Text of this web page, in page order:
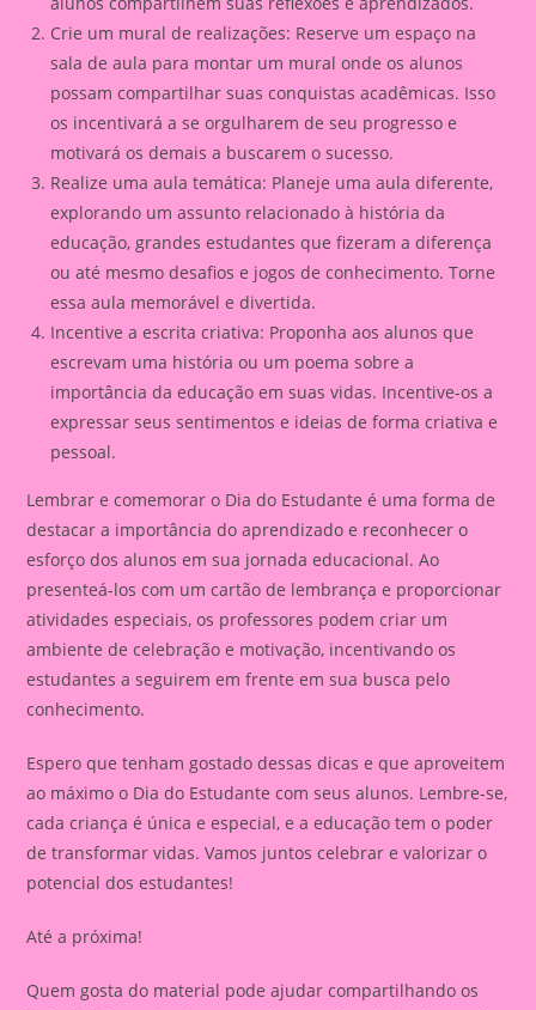
Crie um mural de realizações: Reserve um espaço na
sala de aula para montar um mural onde os alunos
possam compartilhar suas conquistas acadêmicas. Isso
os incentivará a se orgulharem de seu progresso e
motivará os demais a buscarem o sucesso.
Realize uma aula temática: Planeje uma aula diferente,
explorando um assunto relacionado à história da
educação, grandes estudantes que fizeram a diferença
ou até mesmo desafios e jogos de conhecimento. Torne
essa aula memorável e divertida.
Incentive a escrita criativa: Proponha aos alunos que
escrevam uma história ou um poema sobre a
importância da educação em suas vidas. Incentive-os a
expressar seus sentimentos e ideias de forma criativa e
pessoal.
Lembrar e comemorar o Dia do Estudante é uma forma de
destacar a importância do aprendizado e reconhecer o
esforço dos alunos em sua jornada educacional. Ao
presenteá-los com um cartão de lembrança e proporcionar
atividades especiais, os professores podem criar um
ambiente de celebração e motivação, incentivando os
estudantes a seguirem em frente em sua busca pelo
conhecimento.
Espero que tenham gostado dessas dicas e que aproveitem
ao máximo o Dia do Estudante com seus alunos. Lembre-se,
cada criança é única e especial, e a educação tem o poder
de transformar vidas. Vamos juntos celebrar e valorizar o
potencial dos estudantes!
Até a próxima!
Quem gosta do material pode ajudar compartilhando os